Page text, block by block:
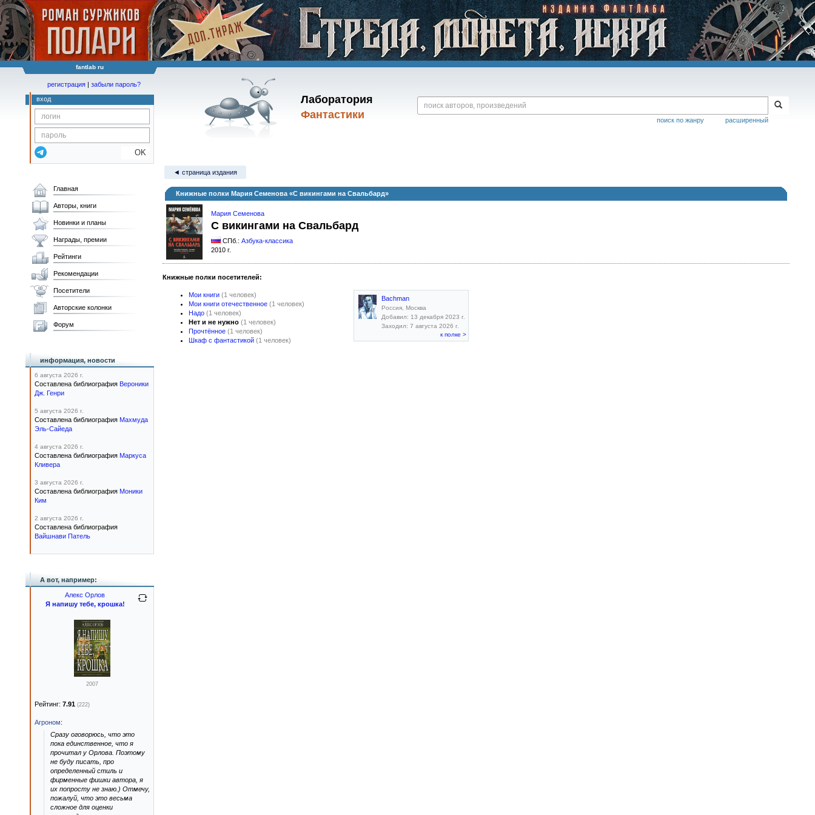
fantlab ru
Лаборатория
Фантастики
расширенный
поиск по жанру
регистрация | забыли пароль?
вход
OK
◄ страница издания
Книжные полки Мария Семенова «С викингами на Свальбард»
Мария Семенова
С викингами на Свальбард
СПб.: Азбука-классика
2010 г.
Книжные полки посетителей:
Мои книги (1 человек)
Мои книги отечественное (1 человек)
Надо (1 человек)
Нет и не нужно (1 человек)
Прочтённое (1 человек)
Шкаф с фантастикой (1 человек)
Bachman
Россия, Москва
Добавил: 13 декабря 2023 г.
Заходил: 7 августа 2026 г.
к полке >
Главная
Авторы, книги
Новинки и планы
Награды, премии
Рейтинги
Рекомендации
Посетители
Авторские колонки
Форум
информация, новости
6 августа 2026 г.
Составлена библиография Вероники
Дж. Генри
5 августа 2026 г.
Составлена библиография Махмуда
Эль-Сайеда
4 августа 2026 г.
Составлена библиография Маркуса
Кливера
3 августа 2026 г.
Составлена библиография Моники
Ким
2 августа 2026 г.
Составлена библиография
Вайшнави Патель
А вот, например:
Алекс Орлов
Я напишу тебе, крошка!
2007
Рейтинг: 7.91 (222)
Агроном:
Сразу оговорюсь, что это
пока единственное, что я
прочитал у Орлова. Поэтому
не буду писать, про
определенный стиль и
фирменные фишки автора, я
их попросту не знаю.) Отмечу,
пожалуй, что это весьма
сложное для оценки